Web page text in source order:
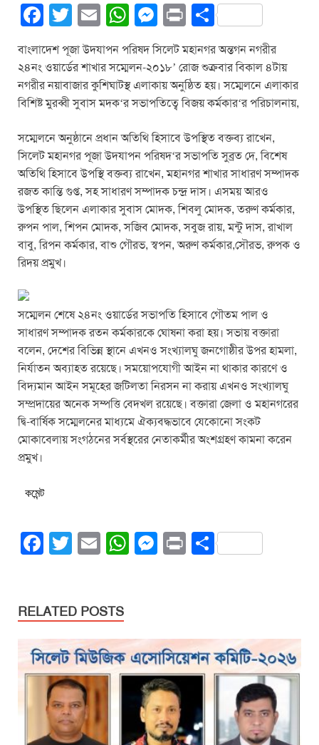
F
c
e
b
o
o
k
T
wi
tt
er
E
m
ail
W
h
at
s
A
p
p
M
e
ss
e
n
g
er
Pr
in
t
S
ar
e
বাংলাদেশ পূজা উদযাপন পরিষদ সিলেট মহানগর অন্তগন নগরীর
২৪নং ওয়ার্ডের শাখার সম্মেলন-২০১৮’ রোজ শুক্রবার বিকাল ৪টায়
নগরীর নয়াবাজার কুশিঘাটস্থ এলাকায় অনুষ্ঠিত হয়। সম্মেলনে এলাকার
বিশিষ্ট মুরব্বী সুবাস মদক‘র সভাপতিত্বে বিজয় কর্মকার‘র পরিচালনায়,
সম্মেলনে অনুষ্ঠানে প্রধান অতিথি হিসাবে উপস্থিত বক্তব্য রাখেন,
সিলেট মহানগর পূজা উদযাপন পরিষদ‘র সভাপতি সুব্রত দে, বিশেষ
অতিথি হিসাবে উপস্থি বক্তব্য রাখেন, মহানগর শাখার সাধারণ সম্পাদক
রজত কান্তি গুপ্ত, সহ সাধারণ সম্পাদক চন্দ্র দাস। এসময় আরও
উপস্থিত ছিলেন এলাকার সুবাস মোদক, শিবলু মোদক, তরুণ কর্মকার,
রুপন পাল, শিপন মোদক, সজিব মোদক, সবুজ রায়, মন্টু দাস, রাখাল
বাবু, রিপন কর্মকার, বাশু গৌরভ, স্বপন, অরুণ কর্মকার,সৌরভ, রুপক ও
রিদয় প্রমুখ।
সম্মেলন শেষে ২৪নং ওয়ার্ডের সভাপতি হিসাবে গৌতম পাল ও
সাধারণ সম্পাদক রতন কর্মকারকে ঘোষনা করা হয়। সভায় বক্তারা
বলেন, দেশের বিভিন্ন স্থানে এখনও সংখ্যালঘু জনগোষ্ঠীর উপর হামলা,
নির্যাতন অব্যাহত রয়েছে। সময়োপযোগী আইন না থাকার কারণে ও
বিদ্যমান আইন সমূহের জটিলতা নিরসন না করায় এখনও সংখ্যালঘু
সম্প্রদায়ের অনেক সম্পত্তি বেদখল রয়েছে। বক্তারা জেলা ও মহানগরের
দ্বি-বার্ষিক সম্মেলনের মাধ্যমে ঐক্যবদ্ধভাবে যেকোনো সংকট
মোকাবেলায় সংগঠনের সর্বস্থরের নেতাকর্মীর অংশগ্রহণ কামনা করেন
প্রমুখ।
কমেন্ট
F
e
b
o
o
k
T
er
E
W
A
p
p
M
n
g
er
Pr S
RELATED POSTS